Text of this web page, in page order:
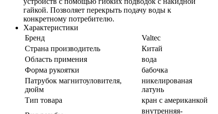
гайкой. Позволяет перекрыть подачу воды к
конкретному потребителю.
Характеристики
Бренд
Valtec
Страна производитель
Китай
Область примения
вода
Форма рукоятки
бабочка
Патрубок магнитоуловителя,
дюйм
никелированая
латунь
Тип товара
кран с американкой
внутренняя-